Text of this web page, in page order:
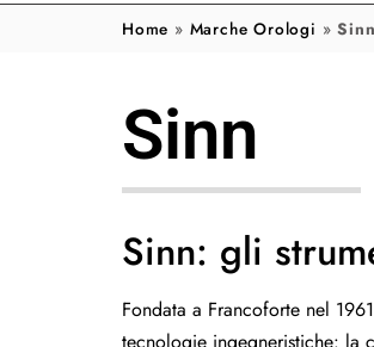
Home » Marche Orologi »Sinn
Sinn
Sinn: gli
Fondata a Francoforte nel
tecnologie ingegneristiche: la